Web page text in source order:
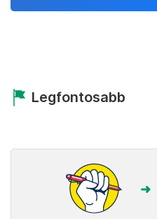
Legfontosabb